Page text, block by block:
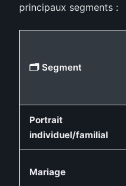
principaux segments :
🗂️ Segment
Portrait
individuel/familial
Mariage